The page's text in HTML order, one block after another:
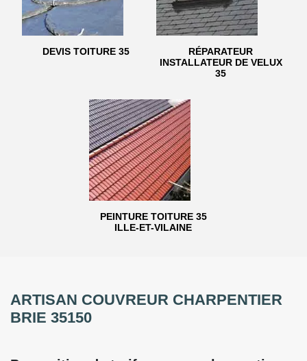
DEVIS TOITURE 35
RÉPARATEUR
INSTALLATEUR DE VELUX
35
PEINTURE TOITURE 35
ILLE-ET-VILAINE
ARTISAN COUVREUR CHARPENTIER
BRIE 35150